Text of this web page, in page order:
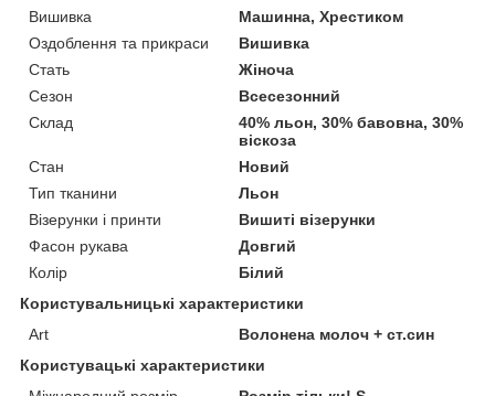
Вишивка
Машинна, Хрестиком
Оздоблення та прикраси
Вишивка
Стать
Жіноча
Сезон
Всесезонний
Склад
40% льон, 30% бавовна, 30%
віскоза
Стан
Новий
Тип тканини
Льон
Візерунки і принти
Вишиті візерунки
Фасон рукава
Довгий
Колір
Білий
Користувальницькі характеристики
Art
Волонена молоч + ст.син
Користувацькi характеристики